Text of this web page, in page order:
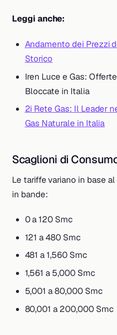
Leggi anche:
Andamento dei Prezzi
Storico
Iren Luce e Gas:
Bloccate in Italia
2i Rete Gas: Il Leader
Gas Naturale in Italia
Scaglioni di
Le tariffe variano in base
in bande:
0 a 120 Smc
121 a 480 Smc
481 a 1,560 Smc
1,561 a 5,000 Smc
5,001 a 80,000 Smc
80,001 a 200,000 Smc